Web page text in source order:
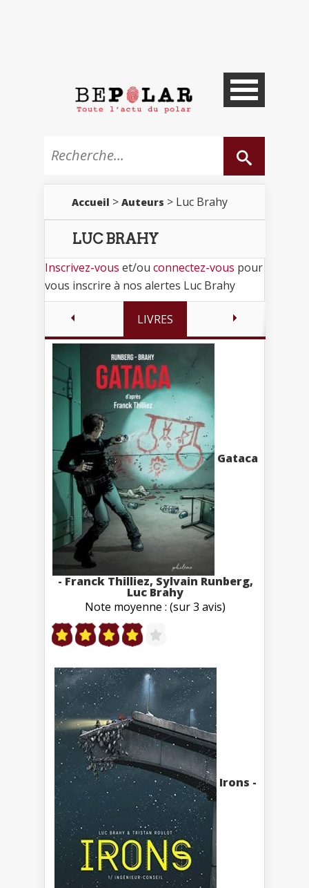
Accueil > Auteurs > Luc Brahy
LUC BRAHY
Inscrivez-vous et/ou connectez-vous pour
vous inscrire à nos alertes Luc Brahy
LIVRES
Gataca
- Franck Thilliez, Sylvain Runberg,
Luc Brahy
Note moyenne : (sur 3 avis)
Irons -